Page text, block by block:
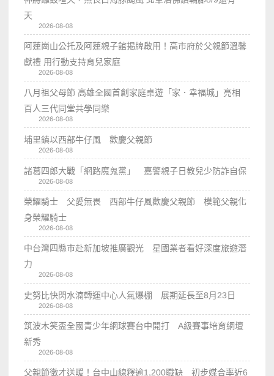
天
2026-08-08
阿蓮崗山公托及阿蓮親子館揭牌啟用！高市府於父親節溫馨
獻禮 用行動支持育兒家庭
2026-08-08
八月祖父母節 高雄全國首創家庭桌遊「家．幸福城」亮相
百人三代同堂共學同樂
2026-08-08
埔里鎮以西部牛仔風 歡慶父親節
2026-08-08
諸葛四郎大戰「網路魔鬼黨」 嘉警親子日教兒少防詐自保
2026-08-08
榮耀騎士 父愛無畏 西部牛仔風歡慶父親節 模範父親化
身榮耀騎士
2026-08-08
中台灣四縣市赴新加坡推廣觀光 星國業者看好深度旅遊潛
力
2026-08-08
史努比快閃水湳轉運中心人氣爆棚 展期延長至8月23日
2026-08-08
筑波木笑盃全國青少年網球賽台中開打 A級賽事培育網壇
新秀
2026-08-08
父親節徵才送暖！台中山線釋逾1,200職缺 初步媒合率近6